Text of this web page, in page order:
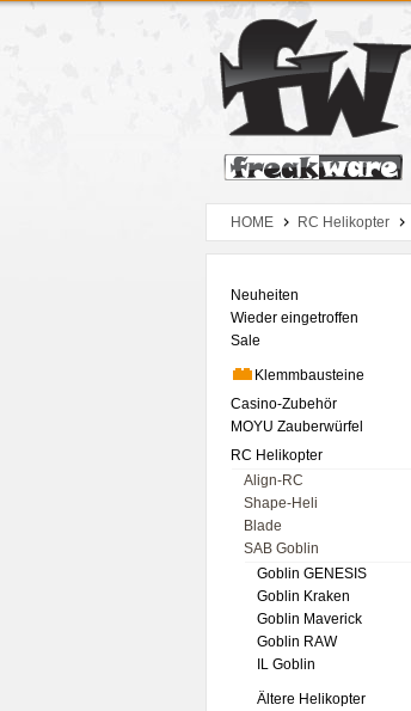
Zum Hauptmenue
Zum Seiteninhalt
Zum Warenkob
HOME RC Helikopter
Neuheiten
Wieder eingetroffen
Sale
Klemmbausteine
Casino-Zubehör
MOYU Zauberwürfel
RC Helikopter
Align-RC
Shape-Heli
Blade
SAB Goblin
Goblin GENESIS
Goblin Kraken
Goblin Maverick
Goblin RAW
IL Goblin
Ältere Helikopter